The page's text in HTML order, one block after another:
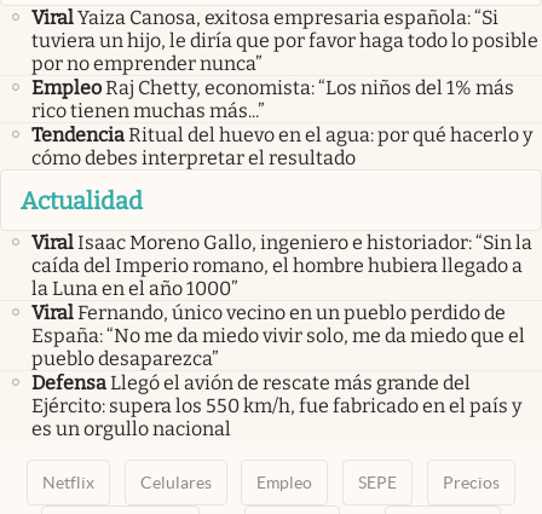
ViralYaiza Canosa, exitosa empresaria española: “Si
tuviera un hijo, le diría que por favor haga todo lo posible
por no emprender nunca”
EmpleoRaj Chetty, economista: “Los niños del 1% más
rico tienen muchas más...”
TendenciaRitual del huevo en el agua: por qué hacerlo y
cómo debes interpretar el resultado
Actualidad
ViralIsaac Moreno Gallo, ingeniero e historiador: “Sin la
caída del Imperio romano, el hombre hubiera llegado a
la Luna en el año 1000”
ViralFernando, único vecino en un pueblo perdido de
España: “No me da miedo vivir solo, me da miedo que el
pueblo desaparezca”
DefensaLlegó el avión de rescate más grande del
Ejército: supera los 550 km/h, fue fabricado en el país y
es un orgullo nacional
Netflix Celulares Empleo SEPE Precios